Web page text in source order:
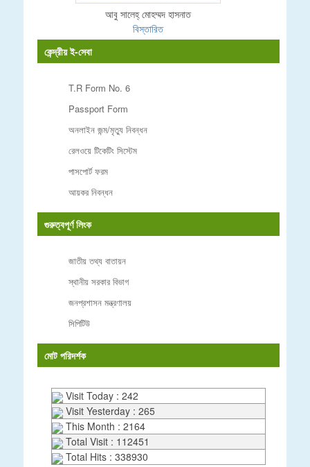
আবু সালেহ্ মোহম্মদ হাসনাত
বিস্তারিত
কেন্দ্রীয় ই-সেবা
T.R Form No. 6
Passport Form
অনলাইন জন্ম/মৃত্যু নিবন্ধন
রেলওয়ে টিকেটিং সিস্টেম
পাসপোর্ট ফরম
আয়কর নিবন্ধন
গুরুত্বপূর্ণ লিংক
জাতীয় তথ্য বাতায়ন
স্থানীয় সরকার বিভাগ
জনপ্রশাসন মন্ত্রণালয়
সিপিটিউ
মোট পরিদর্শক
Visit Today : 242
Visit Yesterday : 265
This Month : 2164
Total Visit : 112451
Total Hits : 338930